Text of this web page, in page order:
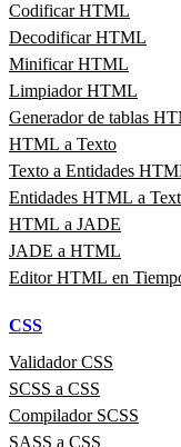
Codificar HTML
Decodificar HTML
Minificar HTML
Limpiador HTML
Generador de tablas
HTML a Texto
Texto a Entidades
Entidades HTML a
HTML a JADE
JADE a HTML
Editor HTML en
CSS
Validador CSS
SCSS a CSS
Compilador SCSS
SASS a CSS